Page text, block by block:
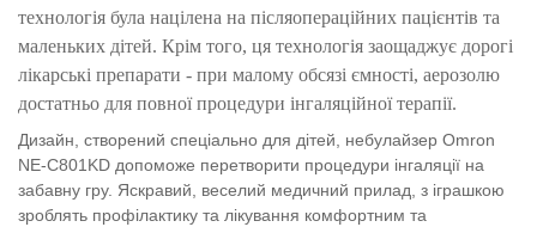
технологія була націлена на післяопераційних пацієнтів та
маленьких дітей. Крім того, ця технологія заощаджує дорогі
лікарські препарати - при малому обсязі ємності, аерозолю
достатньо для повної процедури інгаляційної терапії.
Дизайн, створений спеціально для дітей, небулайзер Omron
NE-C801KD допоможе перетворити процедури інгаляції на
забавну гру. Яскравий, веселий медичний прилад, з іграшкою
зроблять профілактику та лікування комфортним та